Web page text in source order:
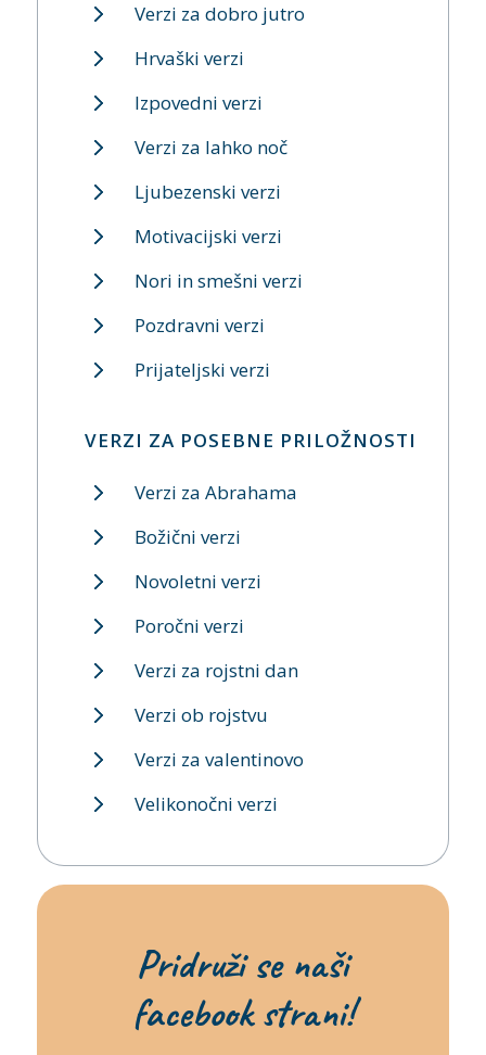
Verzi za dobro jutro
Hrvaški verzi
Izpovedni verzi
Verzi za lahko noč
Ljubezenski verzi
Motivacijski verzi
Nori in smešni verzi
Pozdravni verzi
Prijateljski verzi
VERZI ZA POSEBNE PRILOŽNOSTI
Verzi za Abrahama
Božični verzi
Novoletni verzi
Poročni verzi
Verzi za rojstni dan
Verzi ob rojstvu
Verzi za valentinovo
Velikonočni verzi
Pridruži se naši
facebook strani!